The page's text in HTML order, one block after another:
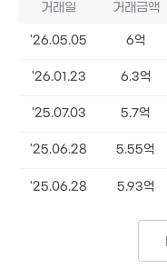
거래일 거래금액
'26.05.05 6억
'26.01.23 6.3억
'25.07.03 5.7억
'25.06.28 5.55억
'25.06.28 5.93억